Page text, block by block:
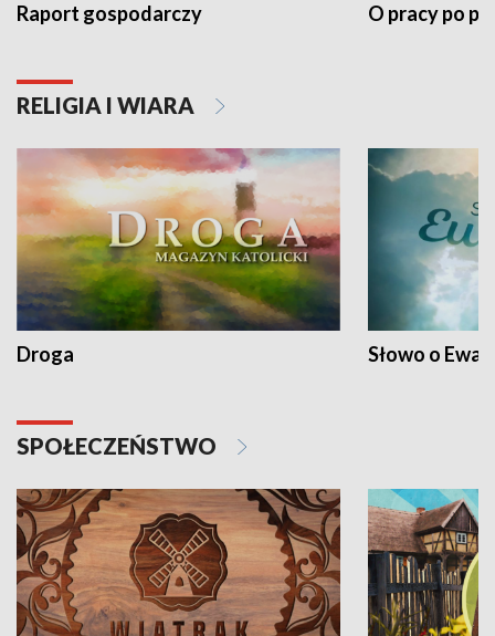
Raport gospodarczy O pracy po
RELIGIA I WIARA
Droga Słowo o
SPOŁECZEŃSTWO